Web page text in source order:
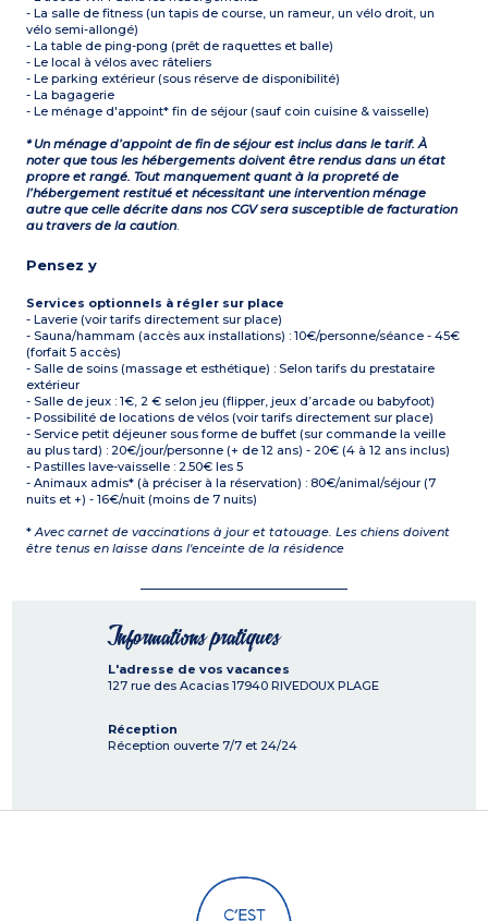
- La salle de fitness (un tapis de course, un rameur, un vélo droit, un
vélo semi-allongé)
- La table de ping-pong (prêt de raquettes et balle)
- Le local à vélos avec râteliers
- Le parking extérieur (sous réserve de disponibilité)
- La bagagerie
- Le ménage d'appoint* fin de séjour (sauf coin cuisine & vaisselle)
* Un ménage d’appoint de fin de séjour est inclus dans le tarif. À
noter que tous les hébergements doivent être rendus dans un état
propre et rangé. Tout manquement quant à la propreté de
l’hébergement restitué et nécessitant une intervention ménage
autre que celle décrite dans nos CGV sera susceptible de facturation
au travers de la caution.
Pensez y
Services optionnels à régler sur place
- Laverie (voir tarifs directement sur place)
- Sauna/hammam (accès aux installations) : 10€/personne/séance - 45€
(forfait 5 accès)
- Salle de soins (massage et esthétique) : Selon tarifs du prestataire
extérieur
- Salle de jeux : 1€, 2 € selon jeu (flipper, jeux d’arcade ou babyfoot)
- Possibilité de locations de vélos (voir tarifs directement sur place)
- Service petit déjeuner sous forme de buffet (sur commande la veille
au plus tard) : 20€/jour/personne (+ de 12 ans) - 20€ (4 à 12 ans inclus)
- Pastilles lave-vaisselle : 2.50€ les 5
- Animaux admis* (à préciser à la réservation) : 80€/animal/séjour (7
nuits et +) - 16€/nuit (moins de 7 nuits)
*Avec carnet de vaccinations à jour et tatouage. Les chiens doivent
être tenus en laisse dans l'enceinte de la résidence
Informations pratiques
L'adresse de vos vacances
127 rue des Acacias 17940 RIVEDOUX PLAGE
Réception
Réception ouverte 7/7 et 24/24